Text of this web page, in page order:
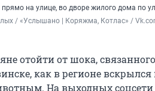
прямо на улице, во дворе жилого дома по
/ «Услышано | Коряжма, Котлас» /
отойти от шока,
как в регионе
На выходных соцсети